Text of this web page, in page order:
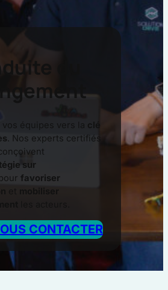
du
vos équipes vers la
. Nos experts certifiés
sur
favoriser
CONTACTER